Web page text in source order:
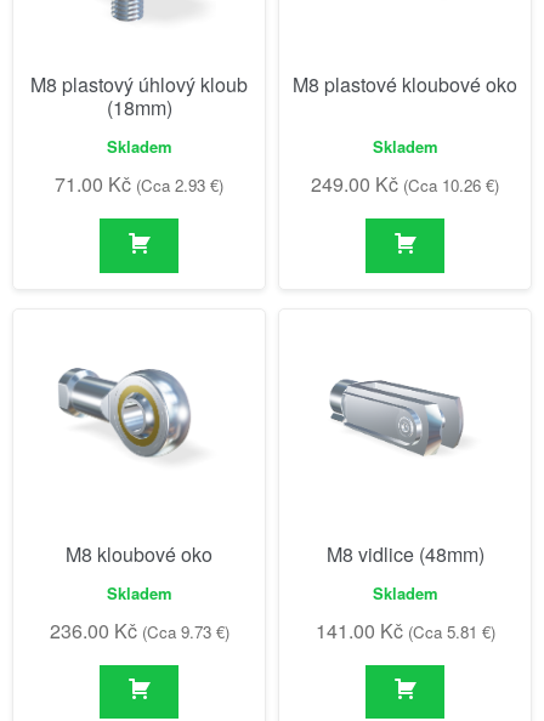
M8 plastový úhlový kloub
(18mm)
Skladem
71.00 Kč (Cca 2.93 €)
M8 plastové kloubové oko
Skladem
249.00 Kč (Cca 10.26 €)
M8 kloubové oko
Skladem
236.00 Kč (Cca 9.73 €)
M8 vidlice (48mm)
Skladem
141.00 Kč (Cca 5.81 €)